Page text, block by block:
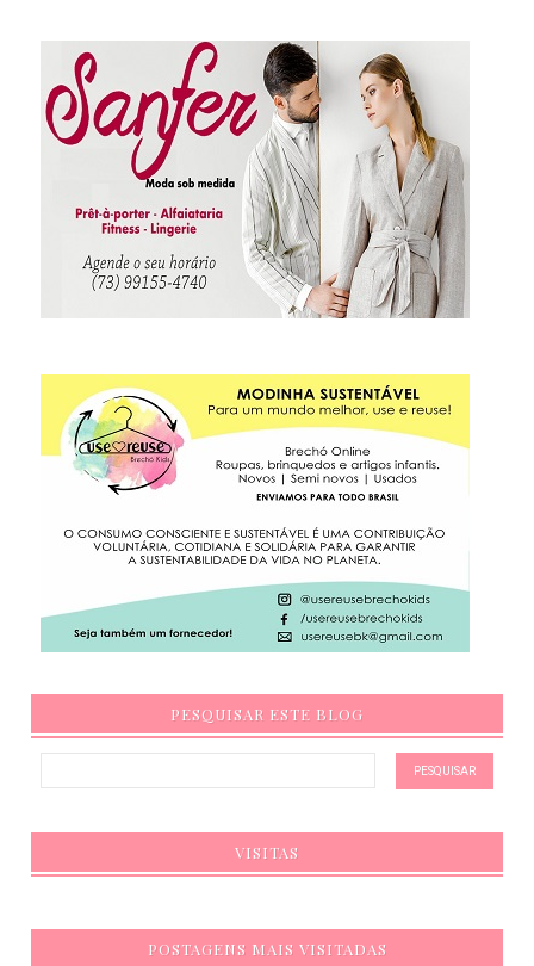
PESQUISAR ESTE BLOG
VISITAS
POSTAGENS MAIS VISITADAS